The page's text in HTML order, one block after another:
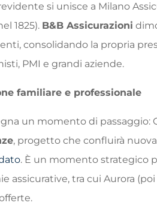
si unisce a Milano
1825). B&B Assicurazioni
consolidando la propria
PMI e grandi aziende.
familiare e professionale
un momento di passaggio:
, progetto che confluirà
. È un momento strategico
assicurative, tra cui Aurora